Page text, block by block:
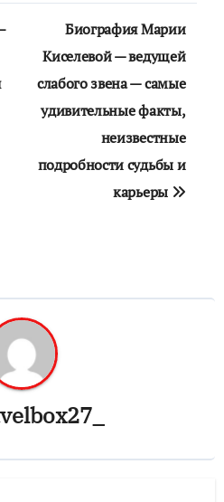
Биография Марии
Киселевой — ведущей
слабого звена — самые
удивительные факты,
неизвестные
подробности судьбы и
карьеры